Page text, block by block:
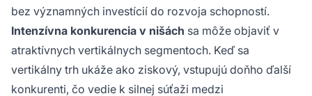
bez významných investícií do rozvoja schopností.
Intenzívna konkurencia v nišách sa môže objaviť v
atraktívnych vertikálnych segmentoch. Keď sa
vertikálny trh ukáže ako ziskový, vstupujú doňho ďalší
konkurenti, čo vedie k silnej súťaži medzi